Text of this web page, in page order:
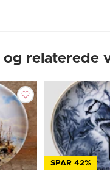
relaterede
SPAR 42%